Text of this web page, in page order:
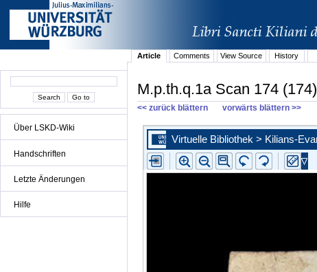
Über LSKD-Wiki
Handschriften
Letzte Änderungen
Hilfe
Article
Comments View Source History
M.p.th.q.1a Scan 174 (174)
<< zurück blättern vorwärts blättern >>